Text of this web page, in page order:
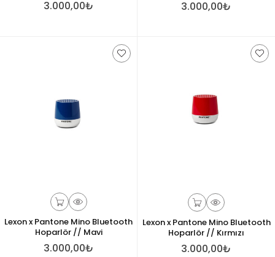
3.000,00₺ 3.000,00₺
Lexon x Pantone Mino Bluetooth
Hoparlör // Mavi
3.000,00₺
Lexon x Pantone Mino Bluetooth
Hoparlör // Kırmızı
3.000,00₺